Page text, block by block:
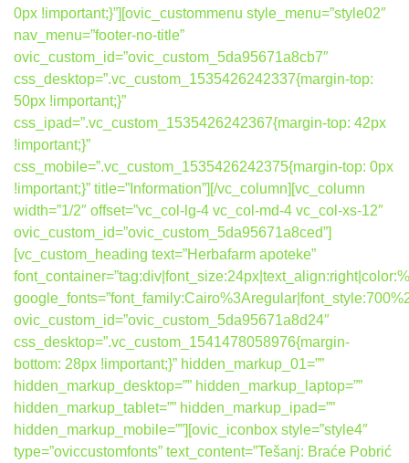
0px !important;}”][ovic_custommenu style_menu=”style02″
nav_menu=”footer-no-title”
ovic_custom_id=”ovic_custom_5da95671a8cb7″
css_desktop=”.vc_custom_1535426242337{margin-top:
50px !important;}”
css_ipad=”.vc_custom_1535426242367{margin-top: 42px
!important;}”
css_mobile=”.vc_custom_1535426242375{margin-top: 0px
!important;}” title=”Information”][/vc_column][vc_column
width=”1/2″ offset=”vc_col-lg-4 vc_col-md-4 vc_col-xs-12″
ovic_custom_id=”ovic_custom_5da95671a8ced”]
[vc_custom_heading text=”Herbafarm apoteke”
ovic_custom_id=”ovic_custom_5da95671a8d24″
css_desktop=”.vc_custom_1541478058976{margin-
bottom: 28px !important;}” hidden_markup_01=””
hidden_markup_desktop=”” hidden_markup_laptop=””
hidden_markup_tablet=”” hidden_markup_ipad=””
hidden_markup_mobile=””][ovic_iconbox style=”style4″
type=”oviccustomfonts” text_content=”Tešanj: Braće Pobrić